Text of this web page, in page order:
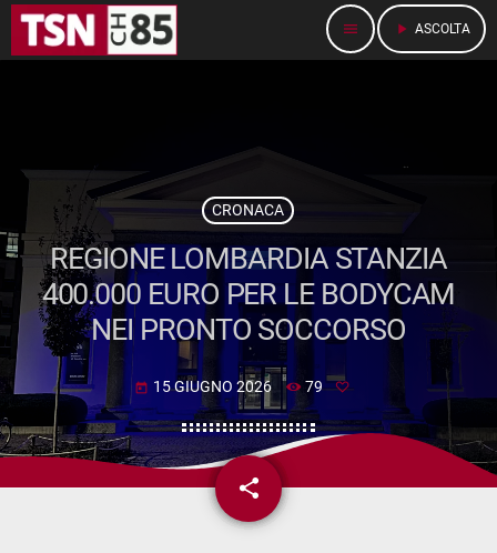
menu play_arrow ASCOLTA
CRONACA
REGIONE LOMBARDIA STANZIA
400.000 EURO PER LE BODYCAM
NEI PRONTO SOCCORSO
today 15 GIUGNO 2026 79
share
email